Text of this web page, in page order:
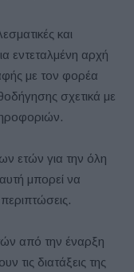
και
εντεταλμένη αρχή
με τον φορέα
σχετικά με
ετών για την όλη
μπορεί να
από την έναρξη
τις διατάξεις της